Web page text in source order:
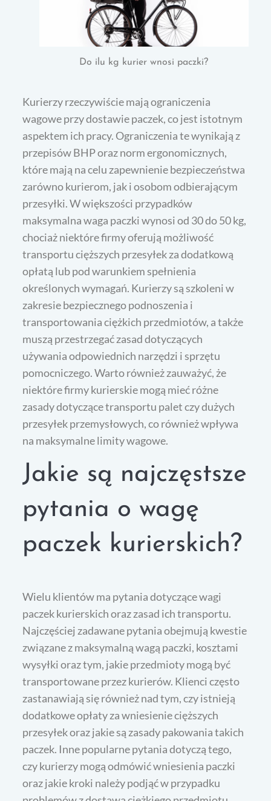
Do ilu kg kurier wnosi paczki?
Kurierzy rzeczywiście mają ograniczenia
wagowe przy dostawie paczek, co jest istotnym
aspektem ich pracy. Ograniczenia te wynikają z
przepisów BHP oraz norm ergonomicznych,
które mają na celu zapewnienie bezpieczeństwa
zarówno kurierom, jak i osobom odbierającym
przesyłki. W większości przypadków
maksymalna waga paczki wynosi od 30 do 50 kg,
chociaż niektóre firmy oferują możliwość
transportu cięższych przesyłek za dodatkową
opłatą lub pod warunkiem spełnienia
określonych wymagań. Kurierzy są szkoleni w
zakresie bezpiecznego podnoszenia i
transportowania ciężkich przedmiotów, a także
muszą przestrzegać zasad dotyczących
używania odpowiednich narzędzi i sprzętu
pomocniczego. Warto również zauważyć, że
niektóre firmy kurierskie mogą mieć różne
zasady dotyczące transportu palet czy dużych
przesyłek przemysłowych, co również wpływa
na maksymalne limity wagowe.
Jakie są najczęstsze
pytania o wagę
paczek kurierskich?
Wielu klientów ma pytania dotyczące wagi
paczek kurierskich oraz zasad ich transportu.
Najczęściej zadawane pytania obejmują kwestie
związane z maksymalną wagą paczki, kosztami
wysyłki oraz tym, jakie przedmioty mogą być
transportowane przez kurierów. Klienci często
zastanawiają się również nad tym, czy istnieją
dodatkowe opłaty za wniesienie cięższych
przesyłek oraz jakie są zasady pakowania takich
paczek. Inne popularne pytania dotyczą tego,
czy kurierzy mogą odmówić wniesienia paczki
oraz jakie kroki należy podjąć w przypadku